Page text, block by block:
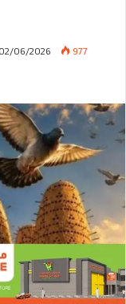
06/2026
977